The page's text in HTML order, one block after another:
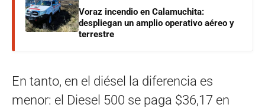
Voraz incendio en Calamuchita:
despliegan un amplio operativo aéreo y
terrestre
En tanto, en el diésel la diferencia es
menor: el Diesel 500 se paga $36,17 en